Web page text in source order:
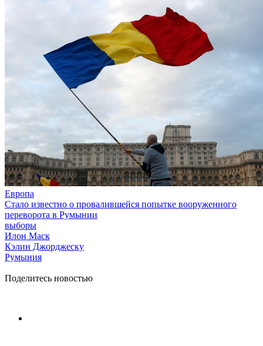
Европа
Стало известно о провалившейся попытке вооруженного
переворота в Румынии
выборы
Илон Маск
Кэлин Джорджеску
Румыния
Поделитесь новостью